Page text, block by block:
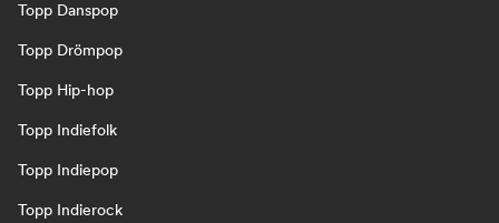
Topp Danspop
Topp Drömpop
Topp Hip-hop
Topp Indiefolk
Topp Indiepop
Topp Indierock